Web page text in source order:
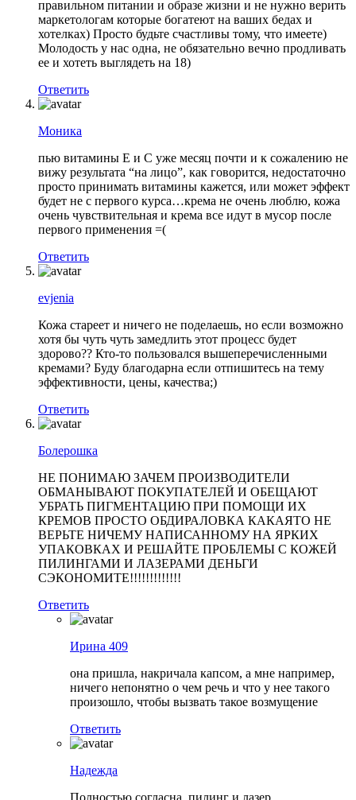
правильном питании и образе жизни и не нужно верить
маркетологам которые богатеют на ваших бедах и
хотелках) Просто будьте счастливы тому, что имеете)
Молодость у нас одна, не обязательно вечно продливать
ее и хотеть выглядеть на 18)
Ответить
Моника
пью витамины Е и С уже месяц почти и к сожалению не
вижу результата “на лицо”, как говорится, недостаточно
просто принимать витамины кажется, или может эффект
будет не с первого курса…крема не очень люблю, кожа
очень чувствительная и крема все идут в мусор после
первого применения =(
Ответить
evjenia
Кожа стареет и ничего не поделаешь, но если возможно
хотя бы чуть чуть замедлить этот процесс будет
здорово?? Кто-то пользовался вышеперечисленными
кремами? Буду благодарна если отпишитесь на тему
эффективности, цены, качества;)
Ответить
Болерошка
НЕ ПОНИМАЮ ЗАЧЕМ ПРОИЗВОДИТЕЛИ
ОБМАНЫВАЮТ ПОКУПАТЕЛЕЙ И ОБЕЩАЮТ
УБРАТЬ ПИГМЕНТАЦИЮ ПРИ ПОМОЩИ ИХ
КРЕМОВ ПРОСТО ОБДИРАЛОВКА КАКАЯТО НЕ
ВЕРЬТЕ НИЧЕМУ НАПИСАННОМУ НА ЯРКИХ
УПАКОВКАХ И РЕШАЙТЕ ПРОБЛЕМЫ С КОЖЕЙ
ПИЛИНГАМИ И ЛАЗЕРАМИ ДЕНЬГИ
СЭКОНОМИТЕ!!!!!!!!!!!!!
Ответить
Ирина 409
она пришла, накричала капсом, а мне например,
ничего непонятно о чем речь и что у нее такого
произошло, чтобы вызвать такое возмущение
Ответить
Надежда